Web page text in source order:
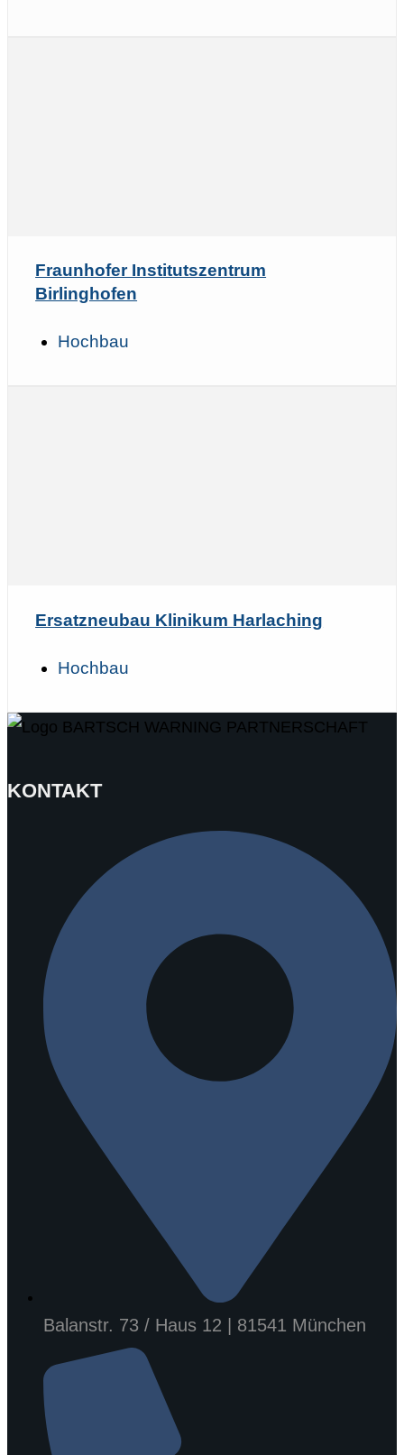
Fraunhofer Institutszentrum
Birlinghofen
Hochbau
Ersatzneubau Klinikum Harlaching
Hochbau
KONTAKT
Balanstr. 73 / Haus 12 | 81541 München